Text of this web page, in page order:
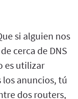
si alguien nos
cerca de DNS
es utilizar
anuncios, tú
dos routers,